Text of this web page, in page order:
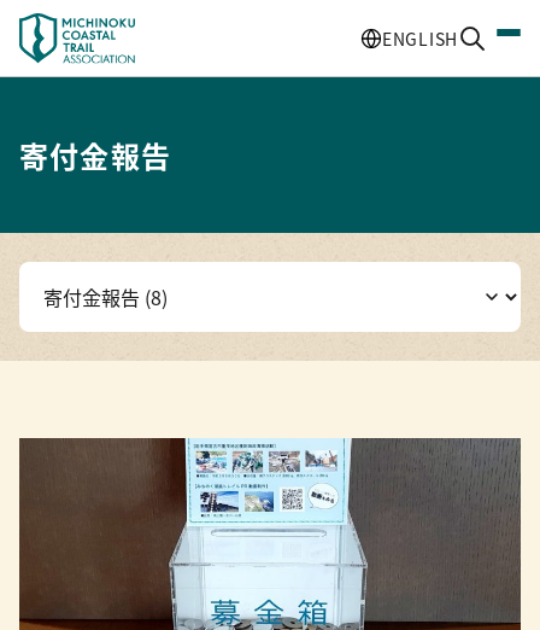
ENGLISH
寄付金報告